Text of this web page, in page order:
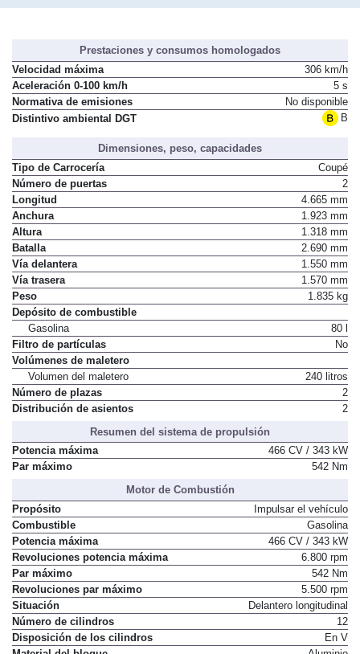
Prestaciones y consumos homologados
Velocidad máxima
306 km/h
Aceleración 0-100 km/h
5 s
Normativa de emisiones
No disponible
Distintivo ambiental DGT
B
Dimensiones, peso, capacidades
Tipo de Carrocería
Coupé
Número de puertas
2
Longitud
4.665 mm
Anchura
1.923 mm
Altura
1.318 mm
Batalla
2.690 mm
Vía delantera
1.550 mm
Vía trasera
1.570 mm
Peso
1.835 kg
Depósito de combustible
Gasolina
80 l
Filtro de partículas
No
Volúmenes de maletero
Volumen del maletero
240 litros
Número de plazas
2
Distribución de asientos
2
Resumen del sistema de propulsión
Potencia máxima
466 CV / 343 kW
Par máximo
542 Nm
Motor de Combustión
Propósito
Impulsar el vehículo
Combustible
Gasolina
Potencia máxima
466 CV / 343 kW
Revoluciones potencia máxima
6.800 rpm
Par máximo
542 Nm
Revoluciones par máximo
5.500 rpm
Situación
Delantero longitudinal
Número de cilindros
12
Disposición de los cilindros
En V